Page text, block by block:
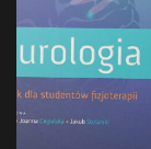
Przy każdym
ramka ze
odnaleźć
rozdziały